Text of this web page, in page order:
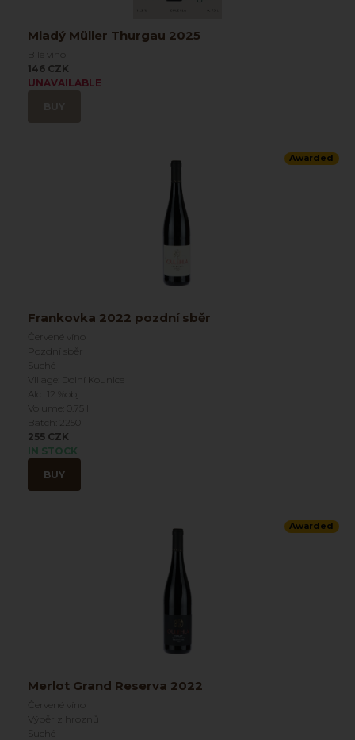
Mladý Müller Thurgau 2025
Bílé víno
146 CZK
UNAVAILABLE
Awarded
Frankovka 2022 pozdní sběr
Červené víno
Pozdní sběr
Suché
Village: Dolní Kounice
Alc.: 12 %obj
Volume: 0.75 l
Batch: 2250
255 CZK
IN STOCK
BUY
Awarded
Merlot Grand Reserva 2022
Červené víno
Výběr z hroznů
Suché